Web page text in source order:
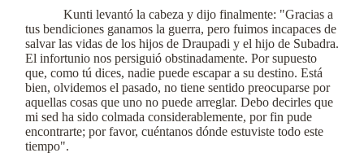
Kunti levantó la cabeza y dijo finalmente: "Gracias a
tus bendiciones ganamos la guerra, pero fuimos incapaces de
salvar las vidas de los hijos de Draupadi y el hijo de Subadra.
El infortunio nos persiguió obstinadamente. Por supuesto
que, como tú dices, nadie puede escapar a su destino. Está
bien, olvidemos el pasado, no tiene sentido preocuparse por
aquellas cosas que uno no puede arreglar. Debo decirles que
mi sed ha sido colmada considerablemente, por fin pude
encontrarte; por favor, cuéntanos dónde estuviste todo este
tiempo".